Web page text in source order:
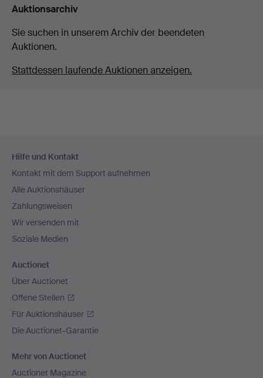
Auktionsarchiv
Sie suchen in unserem Archiv der beendeten
Auktionen.
Stattdessen laufende Auktionen anzeigen.
Navigation
Hilfe und Kontakt
Kontakt mit dem Support aufnehmen
Alle Auktionshäuser
Zahlungsweisen
Wir versenden mit
Soziale Medien
Auctionet
Über Auctionet
Offene Stellen
Für Auktionshäuser
Die Auctionet-Garantie
Mehr von Auctionet
Auctionet Magazine